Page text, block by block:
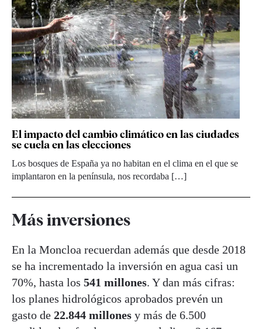
El impacto del cambio climático en las ciudades
se cuela en las elecciones
Los bosques de España ya no habitan en el clima en el que se
implantaron en la península, nos recordaba […]
Más inversiones
En la Moncloa recuerdan además que desde 2018
se ha incrementado la inversión en agua casi un
70%, hasta los 541 millones. Y dan más cifras:
los planes hidrológicos aprobados prevén un
gasto de 22.844 millones y más de 6.500